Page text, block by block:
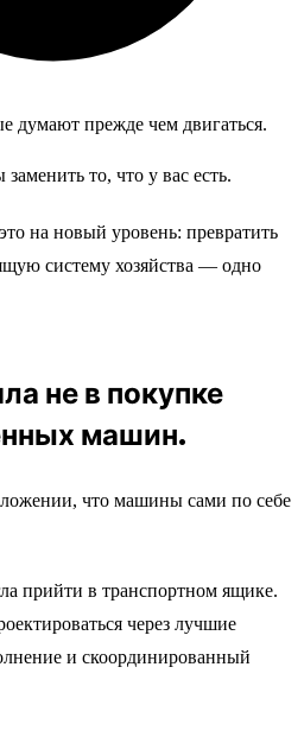
думают прежде чем двигаться.
то, что у вас есть.
на новый уровень: превратить
систему хозяйства — одно
не в покупке
машин.
что машины сами по себе
прийти в транспортном ящике.
через лучшие
и скоординированный